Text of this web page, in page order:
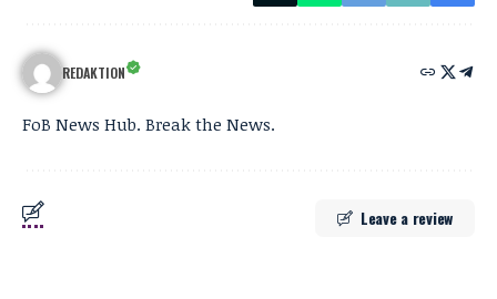
REDAKTION
FoB News Hub. Break the News.
Leave a review